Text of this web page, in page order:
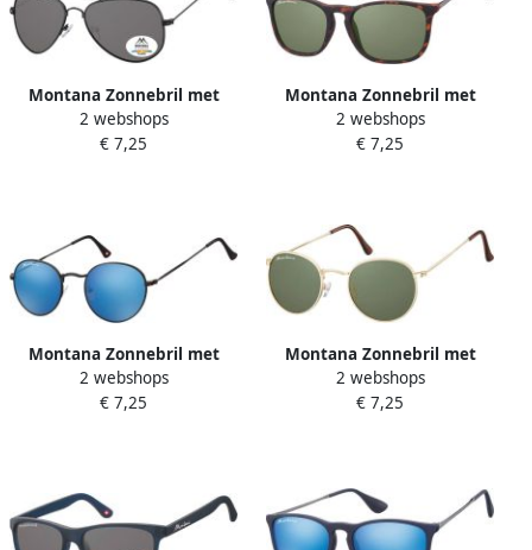
Montana Zonnebril met
smoke gepolariseerd glas
metaal zwart
2 webshops
€ 7,25
Montana Zonnebril met
groen G15 glas turtle
2 webshops
€ 7,25
Montana Zonnebril met
Revo blauw rond glas
metaal mat zwart
2 webshops
€ 7,25
Montana Zonnebril met
groen G15 glas mat goud
2 webshops
€ 7,25